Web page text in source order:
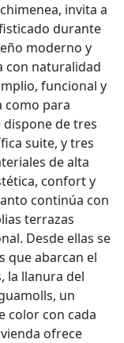
invita a
durante
moderno y
con naturalidad
funcional y
como para
dispone de tres
suite, y tres
de alta
confort y
continúa con
terrazas
Desde ellas se
que abarcan el
la llanura del
un
color con cada
ofrece